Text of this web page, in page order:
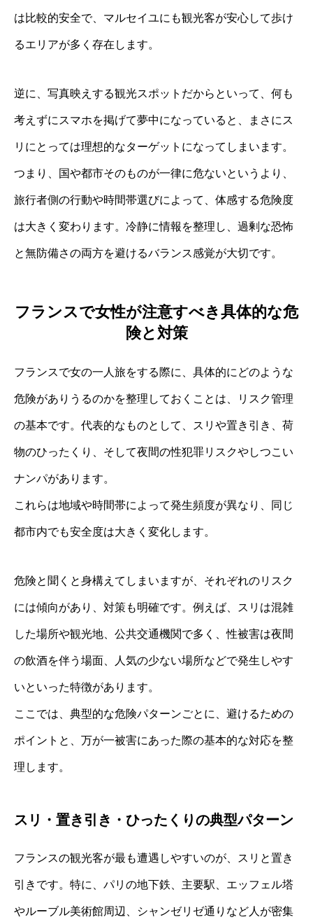
は比較的安全で、マルセイユにも観光客が安心して歩け
るエリアが多く存在します。
逆に、写真映えする観光スポットだからといって、何も
考えずにスマホを掲げて夢中になっていると、まさにス
リにとっては理想的なターゲットになってしまいます。
つまり、国や都市そのものが一律に危ないというより、
旅行者側の行動や時間帯選びによって、体感する危険度
は大きく変わります。冷静に情報を整理し、過剰な恐怖
と無防備さの両方を避けるバランス感覚が大切です。
フランスで女性が注意すべき具体的な危
険と対策
フランスで女の一人旅をする際に、具体的にどのような
危険がありうるのかを整理しておくことは、リスク管理
の基本です。代表的なものとして、スリや置き引き、荷
物のひったくり、そして夜間の性犯罪リスクやしつこい
ナンパがあります。
これらは地域や時間帯によって発生頻度が異なり、同じ
都市内でも安全度は大きく変化します。
危険と聞くと身構えてしまいますが、それぞれのリスク
には傾向があり、対策も明確です。例えば、スリは混雑
した場所や観光地、公共交通機関で多く、性被害は夜間
の飲酒を伴う場面、人気の少ない場所などで発生しやす
いといった特徴があります。
ここでは、典型的な危険パターンごとに、避けるための
ポイントと、万が一被害にあった際の基本的な対応を整
理します。
スリ・置き引き・ひったくりの典型パターン
フランスの観光客が最も遭遇しやすいのが、スリと置き
引きです。特に、パリの地下鉄、主要駅、エッフェル塔
やルーブル美術館周辺、シャンゼリゼ通りなど人が密集